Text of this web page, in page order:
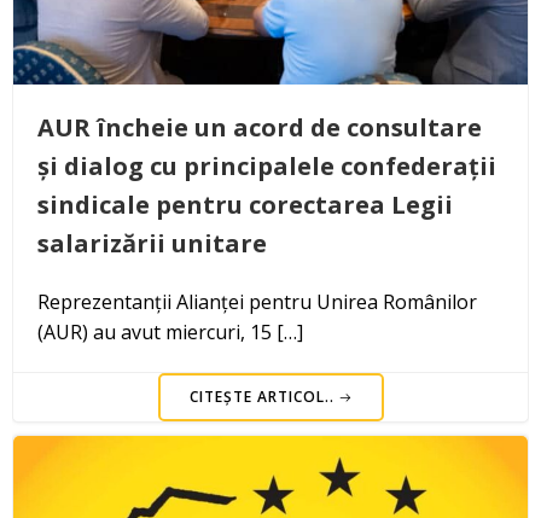
AUR încheie un acord de consultare
și dialog cu principalele confederații
sindicale pentru corectarea Legii
salarizării unitare
Reprezentanții Alianței pentru Unirea Românilor
(AUR) au avut miercuri, 15 […]
CITEȘTE ARTICOL..